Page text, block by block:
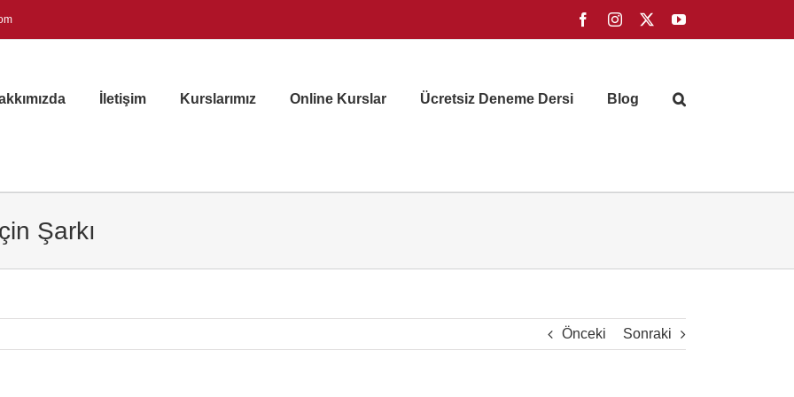
FacebookInstagram YouTube
İletişim Kurslarımız Online Kurslar Ücretsiz Deneme Dersi Blog
Şarkı
Önceki Sonraki